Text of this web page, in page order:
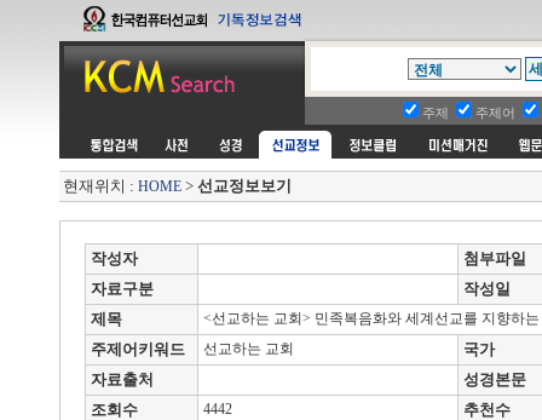
주제 주제어
현재위치 : HOME > 선교정보보기
작성자
첨부파일
자료구분
작성일
제목
<선교하는 교회> 민족복음화와 세계선교를 지향하
주제어키워드 선교하는 교회
국가
자료출처
성경본문
조회수
4442 추천수